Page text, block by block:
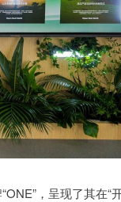
，呈现了其在“